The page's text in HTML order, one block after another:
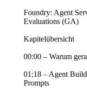
Foundry: Agent
Evaluations (GA)
Kapitelübersicht
00:00 – Warum
01:18 – Agent
Prompts